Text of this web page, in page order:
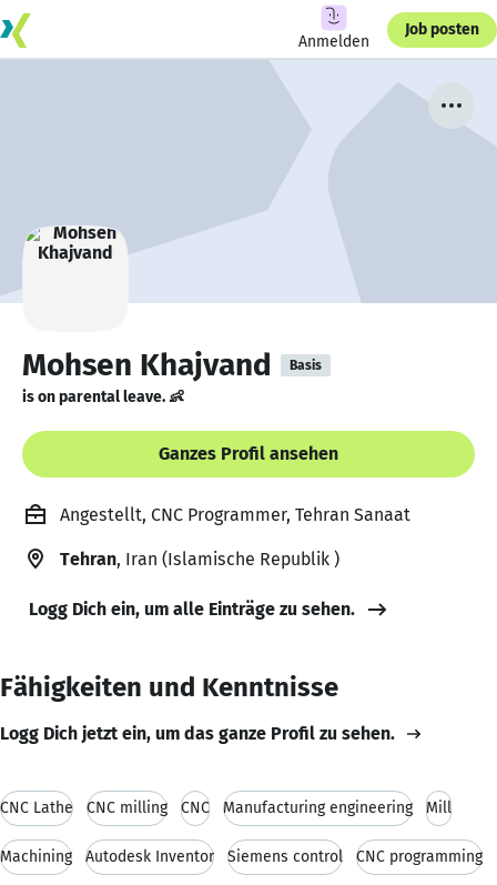
Anmelden
Job posten
Mohsen Khajvand Basis
is on parental leave. 👶
Ganzes Profil ansehen
Angestellt, CNC Programmer, Tehran Sanaat
Tehran, Iran (Islamische Republik )
Logg Dich ein, um alle Einträge zu sehen.
Fähigkeiten und Kenntnisse
Logg Dich jetzt ein, um das ganze Profil zu sehen.
CNC Lathe CNC milling CNC Manufacturing engineering Mill
Machining Autodesk Inventor Siemens control CNC programming